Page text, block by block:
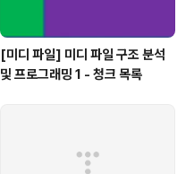
[미디 파일] 미디 파일 구조 분석
및 프로그래밍 1 - 청크 목록